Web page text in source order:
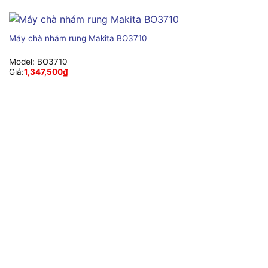
Máy chà nhám rung Makita BO3710
Model: BO3710
Giá:1,347,500₫